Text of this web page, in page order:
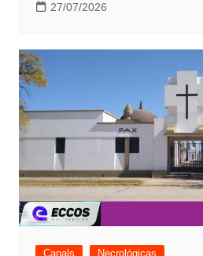
27/07/2026
Canals Necrológicas